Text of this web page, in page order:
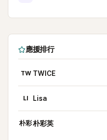
應援排行
TW TWICE
LI Lisa
朴彩朴彩英